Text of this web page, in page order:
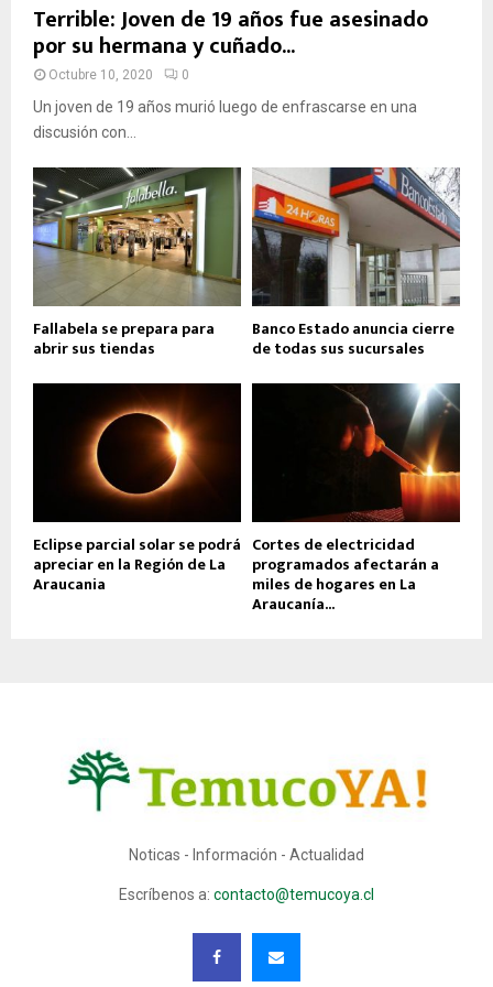
Terrible: Joven de 19 años fue asesinado
por su hermana y cuñado...
Octubre 10, 2020 0
Un joven de 19 años murió luego de enfrascarse en una
discusión con...
Fallabela se prepara para
abrir sus tiendas
Banco Estado anuncia cierre
de todas sus sucursales
Eclipse parcial solar se podrá
apreciar en la Región de La
Araucania
Cortes de electricidad
programados afectarán a
miles de hogares en La
Araucanía...
Noticas - Información - Actualidad
Escríbenos a: contacto@temucoya.cl